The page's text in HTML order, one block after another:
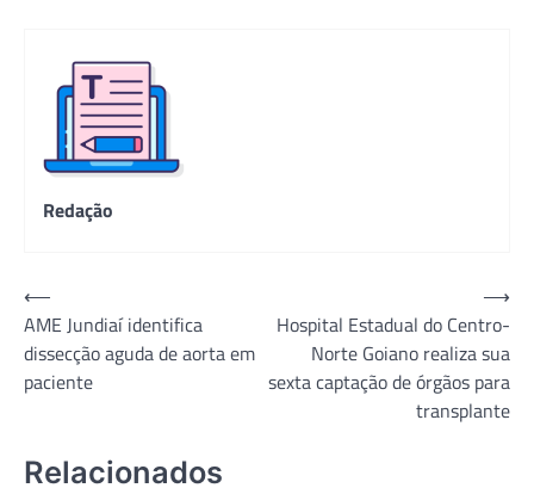
Redação
Navegação
de
Post
⟵
AME Jundiaí identifica
dissecção aguda de aorta em
paciente
Hospital Estadual do Centro-
Norte Goiano realiza sua
sexta captação de órgãos para
transplante
⟶
Relacionados